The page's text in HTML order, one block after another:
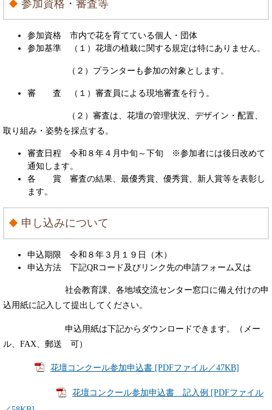
参加資格・審査等
参加資格 市内で花を育てている個人・団体
参加基準 （１）花壇の植栽に関する規定は特にありません。
（２）プランターも参加の対象とします。
審 査 （１）審査員による現地審査を行う。
（２）審査は、花壇の管理状況、デザイン・配置、
取り組み・姿勢を採点する。
審査日程 令和８年４月中旬～下旬 ※参加者には後日改めて
通知します。
各 賞 審査の結果、最優秀賞、優秀賞、新人賞等を表彰し
ます。
申し込みについて
申込期限 令和８年３月１９日（木）
申込方法 下記QRコード及びリンク先の申請フォーム又は
社会教育課、各地域交流センター窓口に備え付けの申
込用紙に記入して提出してください。
申込用紙は下記からダウンロードできます。（メー
ル、FAX、郵送 可）
花壇コンクール参加申込書 [PDFファイル／47KB]
花壇コンクール参加申込書 記入例 [PDFファイル